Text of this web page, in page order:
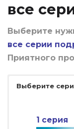
все
Выберите
все серии
Приятного
Выберите
1 серия